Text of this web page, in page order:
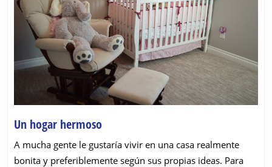
Un hogar hermosoUn
hogar
hermoso
A mucha gente le gustaría vivir en una casa realmente
bonita y preferiblemente según sus propias ideas. Para